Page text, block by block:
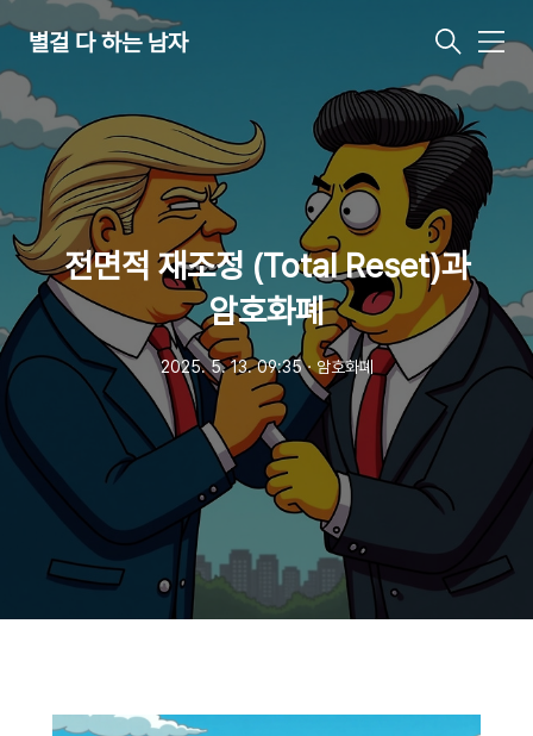
별걸 다 하는 남자
메
전면적 재조정 (Total Reset)과
암호화폐
2025. 5. 13. 09:35ㆍ암호화폐